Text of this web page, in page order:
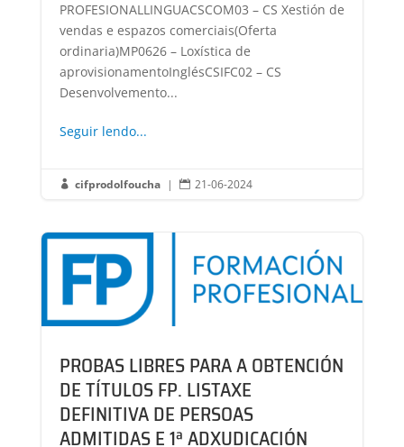
PROFESIONALLINGUACSCOM03 – CS Xestión de
vendas e espazos comerciais(Oferta
ordinaria)MP0626 – Loxística de
aprovisionamentoInglésCSIFC02 – CS
Desenvolvemento...
Seguir lendo...
 cifprodolfoucha |  21-06-2024
PROBAS LIBRES PARA A OBTENCIÓN
DE TÍTULOS FP. LISTAXE
DEFINITIVA DE PERSOAS
ADMITIDAS E 1ª ADXUDICACIÓN